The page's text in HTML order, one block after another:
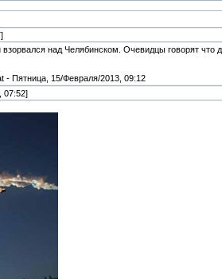
над Челябинском. Очевидцы говорят что
- Пятница, 15/Февраля/2013, 09:12
07:52]